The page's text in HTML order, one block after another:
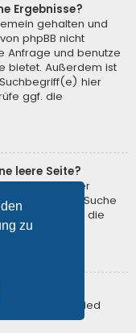
zu
Ergebnisse?
gehalten und
phpBB nicht
Anfrage und benutze
bietet. Außerdem ist
hier
ggf. die
leere Seite?
konnte der
die erweiterte Suche
beschränke die
einem Mitglied